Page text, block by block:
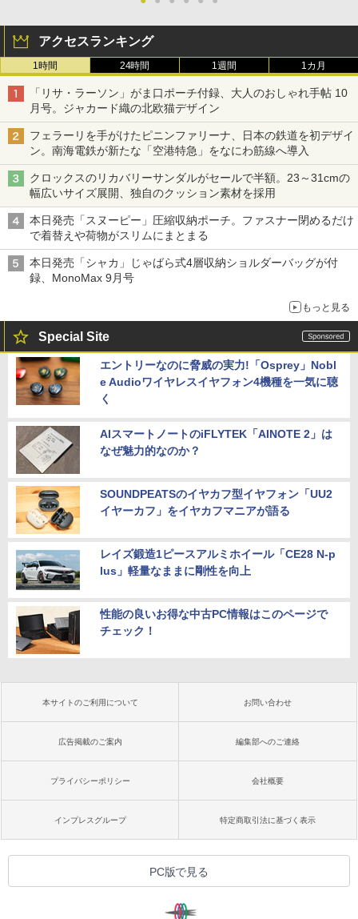
アクセスランキング
1時間 24時間 1週間 1カ月
「リサ・ラーソン」がま口ポーチ付録、大人のおしゃれ手帖 10
月号。ジャカード織の北欧猫デザイン
フェラーリを手がけたピニンファリーナ、日本の鉄道を初デザイ
ン。南海電鉄が新たな「空港特急」をなにわ筋線へ導入
クロックスのリカバリーサンダルがセールで半額。23～31cmの
幅広いサイズ展開、独自のクッション素材を採用
本日発売「スヌーピー」圧縮収納ポーチ。ファスナー閉めるだけ
で着替えや荷物がスリムにまとまる
本日発売「シャカ」じゃばら式4層収納ショルダーバッグが付
録、MonoMax 9月号
もっと見る
Special Site
エントリーなのに脅威の実力!「Osprey」Nobl
e Audioワイヤレスイヤフォン4機種を一気に聴
く
AIスマートノートのiFLYTEK「AINOTE 2」は
なぜ魅力的なのか？
SOUNDPEATSのイヤカフ型イヤフォン「UU2
イヤーカフ」をイヤカフマニアが語る
レイズ鍛造1ピースアルミホイール「CE28 N-p
lus」軽量なままに剛性を向上
性能の良いお得な中古PC情報はこのページで
チェック！
本サイトのご利用について お問い合わせ
広告掲載のご案内 編集部へのご連絡
プライバシーポリシー 会社概要
インプレスグループ 特定商取引法に基づく表示
PC版で見る